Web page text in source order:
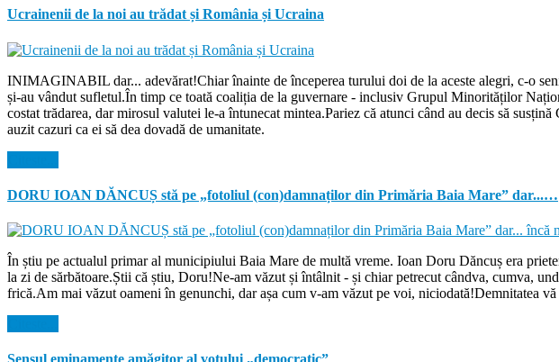
Ucrainenii de la noi au trădat și România și Ucraina
INIMAGINABIL dar... adevărat!Chiar înainte de începerea turului doi de la aceste alegri, c-o
și-au vândut sufletul.În timp ce toată coaliția de la guvernare - inclusiv Grupul Minorităților
costat trădarea, dar mirosul valutei le-a întunecat mintea.Pariez că atunci când au decis să
auzit cazuri ca ei să dea dovadă de umanitate.
DORU IOAN DĂNCUȘ stă pe „fotoliul (con)damnaților din Primăria Baia Mare” dar...…
În știu pe actualul primar al municipiului Baia Mare de multă vreme. Ioan Doru Dăncuș era
la zi de sărbătoare.Știi că știu, Doru!Ne-am văzut și întâlnit - și chiar petrecut cândva, cumva,
frică.Am mai văzut oameni în genunchi, dar așa cum v-am văzut pe voi, niciodată!Demnitatea